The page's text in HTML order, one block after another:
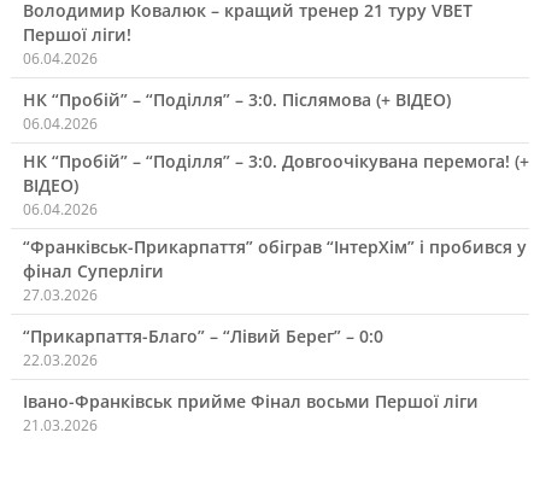
Володимир Ковалюк – кращий тренер 21 туру VBET
Першої ліги!
06.04.2026
НК “Пробій” – “Поділля” – 3:0. Післямова (+ ВІДЕО)
06.04.2026
НК “Пробій” – “Поділля” – 3:0. Довгоочікувана перемога! (+
ВІДЕО)
06.04.2026
“Франківськ-Прикарпаття” обіграв “ІнтерХім” і пробився у
фінал Суперліги
27.03.2026
“Прикарпаття-Благо” – “Лівий Берег” – 0:0
22.03.2026
Івано-Франківськ прийме Фінал восьми Першої ліги
21.03.2026